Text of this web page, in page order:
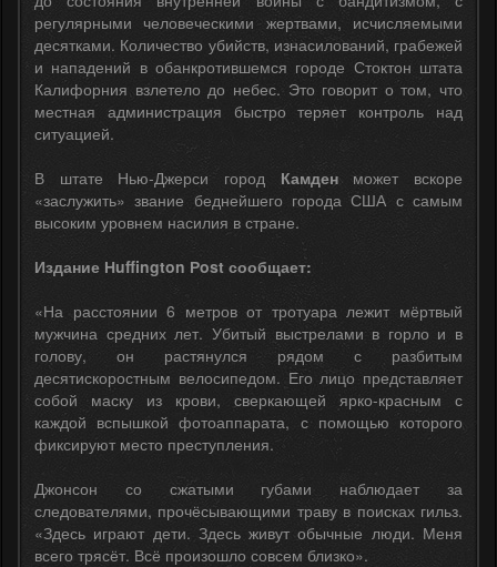
регулярными человеческими жертвами, исчисляемыми
десятками. Количество убийств, изнасилований, грабежей
и нападений в обанкротившемся городе Стоктон штата
Калифорния взлетело до небес. Это говорит о том, что
местная администрация быстро теряет контроль над
ситуацией.
В штате Нью-Джерси город Камден может вскоре
«заслужить» звание беднейшего города США с самым
высоким уровнем насилия в стране.
Издание Нuffington Рost сообщает:
«На расстоянии 6 метров от тротуара лежит мёртвый
мужчина средних лет. Убитый выстрелами в горло и в
голову, он растянулся рядом с разбитым
десятискоростным велосипедом. Его лицо представляет
собой маску из крови, сверкающей ярко-красным с
каждой вспышкой фотоаппарата, с помощью которого
фиксируют место преступления.
Джонсон со сжатыми губами наблюдает за
следователями, прочёсывающими траву в поисках гильз.
«Здесь играют дети. Здесь живут обычные люди. Меня
всего трясёт. Всё произошло совсем близко».